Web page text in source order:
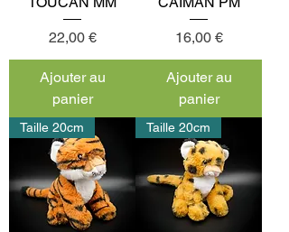
Prix
22,00 €
Ajouter au
panier
Prix
16,00 €
Ajouter au
panier
Taille 20cm Taille 20cm